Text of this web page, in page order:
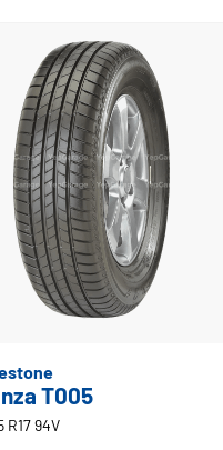
T005
R17 94V